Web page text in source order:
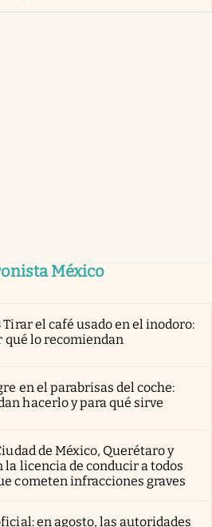
México
Tirar el café usado en el inodoro:
qué lo recomiendan
en el parabrisas del coche:
hacerlo y para qué sirve
de México, Querétaro y
la licencia de conducir a todos
cometen infracciones graves
en agosto, las autoridades